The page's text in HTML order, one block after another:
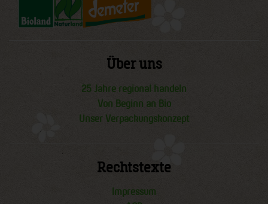
Über uns
25 Jahre regional handeln
Von Beginn an Bio
Unser Verpackungskonzept
Rechtstexte
Impressum